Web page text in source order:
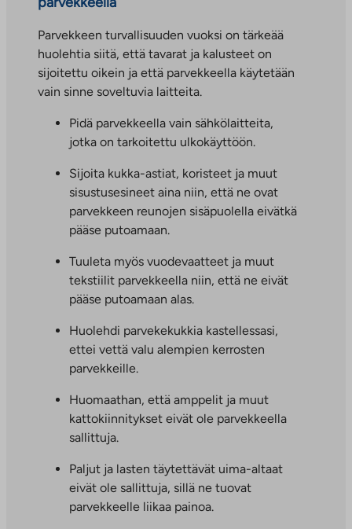
Parvekkeen turvallisuuden vuoksi on tärkeää
huolehtia siitä, että tavarat ja kalusteet on
sijoitettu oikein ja että parvekkeella käytetään
vain sinne soveltuvia laitteita.
Pidä parvekkeella vain sähkölaitteita,
jotka on tarkoitettu ulkokäyttöön.
Sijoita kukka-astiat, koristeet ja muut
sisustusesineet aina niin, että ne ovat
parvekkeen reunojen sisäpuolella eivätkä
pääse putoamaan.
Tuuleta myös vuodevaatteet ja muut
tekstiilit parvekkeella niin, että ne eivät
pääse putoamaan alas.
Huolehdi parvekekukkia kastellessasi,
ettei vettä valu alempien kerrosten
parvekkeille.
Huomaathan, että amppelit ja muut
kattokiinnitykset eivät ole parvekkeella
sallittuja.
Paljut ja lasten täytettävät uima-altaat
eivät ole sallittuja, sillä ne tuovat
parvekkeelle liikaa painoa.